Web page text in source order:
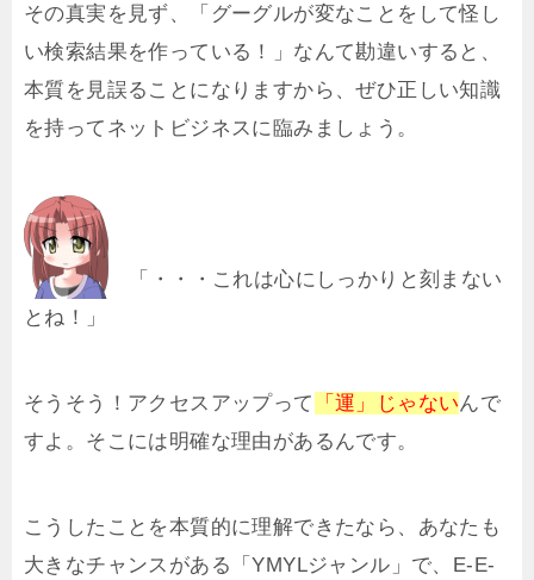
その真実を見ず、「グーグルが変なことをして怪し
い検索結果を作っている！」なんて勘違いすると、
本質を見誤ることになりますから、ぜひ正しい知識
を持ってネットビジネスに臨みましょう。
「・・・これは心にしっかりと刻まない
とね！」
そうそう！アクセスアップって 「運」じゃないんで
すよ。そこには明確な理由があるんです。
こうしたことを本質的に理解できたなら、あなたも
大きなチャンスがある「YMYLジャンル」で、E-E-